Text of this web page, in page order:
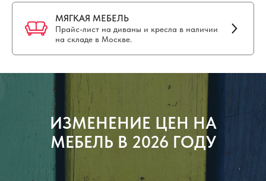
МЯГКАЯ МЕБЕЛЬ
Прайс-лист на диваны и кресла в наличии
на складе в Москве.
ИЗМЕНЕНИЕ ЦЕН НА
МЕБЕЛЬ В 2026 ГОДУ